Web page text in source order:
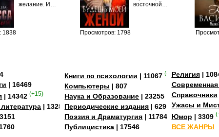
1838
желание. И…
Просмотров: 1798
восточной…
| 16469
| 14342 (+15)
| 13284
Книги по психологии | 11067 (+4)
Компьютеры | 807
Наука и Образование | 23255
Периодические издания | 629
Поэзия и Драматургия | 11784
Публицистика | 17546
Религия|
Современная
Справочники
Ужасы и
Юмор | 3309
ВСЕ ЖАНРЫ